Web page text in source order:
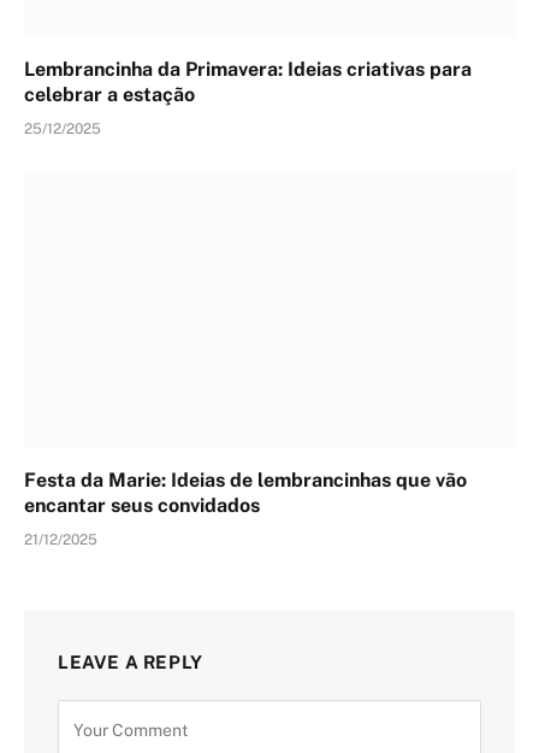
Lembrancinha da Primavera: Ideias criativas para
celebrar a estação
25/12/2025
Festa da Marie: Ideias de lembrancinhas que vão
encantar seus convidados
21/12/2025
LEAVE A REPLY